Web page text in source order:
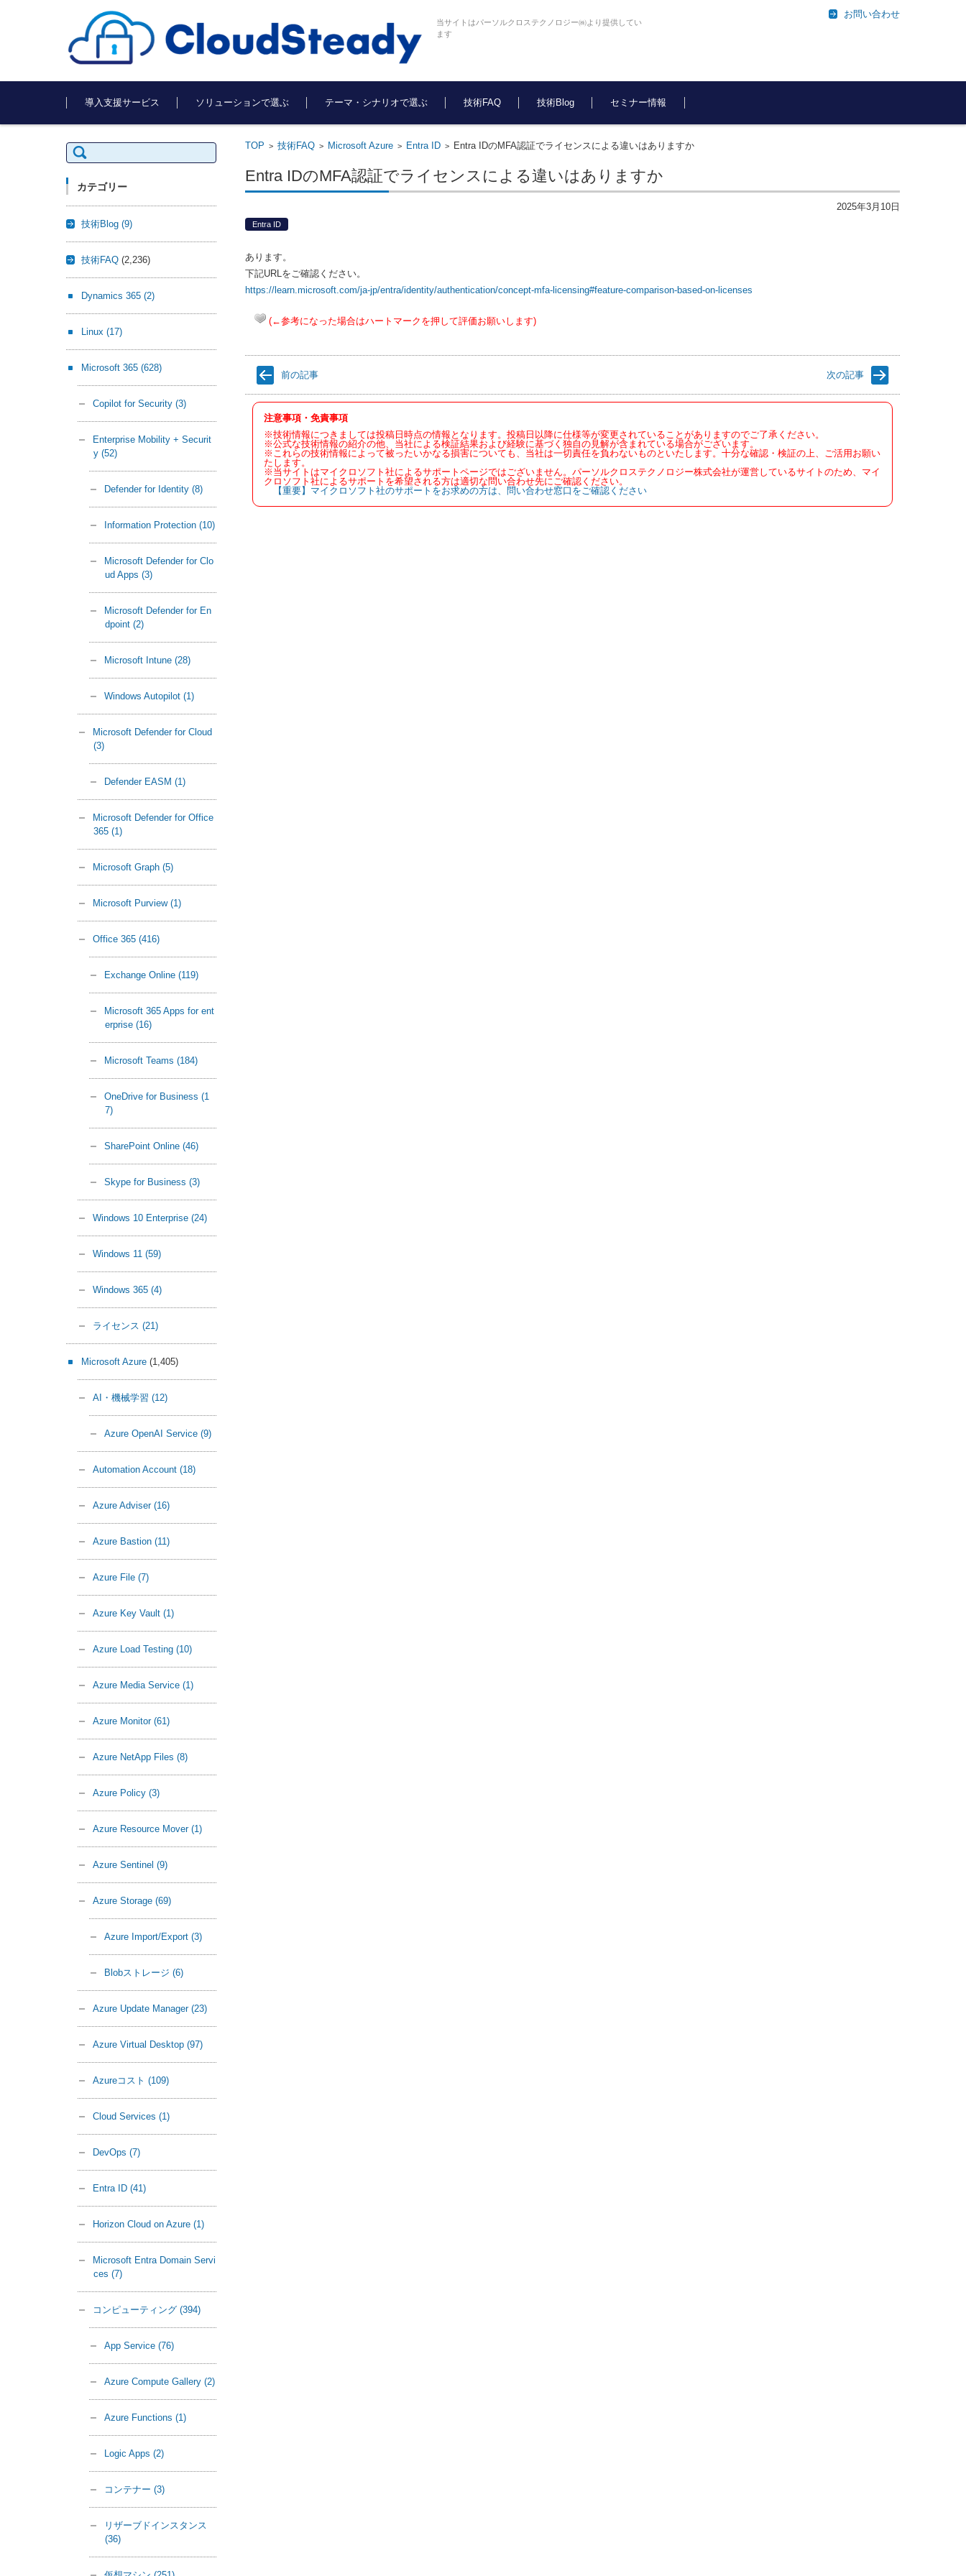
当サイトはパーソルクロステクノロジー㈱より提供してい
ます
お問い合わせ
コンテンツに移動
導入支援サービス
ソリューションで選ぶ テーマ・シナリオで選ぶ 技術FAQ 技術Blog セミナー情報
TOP > 技術FAQ> Microsoft Azure> Entra ID> Entra IDのMFA認証でライセンスによる違いはありますか
Entra IDのMFA認証でライセンスによる違いはありますか
2025年3月10日
Entra ID
あります。
下記URLをご確認ください。
https://learn.microsoft.com/ja-jp/entra/identity/authentication/concept-mfa-licensing#feature-comparison-based-on-licenses
(←参考になった場合はハートマークを押して評価お願いします)
前の記事 次の記事
注意事項・免責事項
※技術情報につきましては投稿日時点の情報となります。投稿日以降に仕様等が変更されていることがありますのでご了承ください。
※公式な技術情報の紹介の他、当社による検証結果および経験に基づく独自の見解が含まれている場合がございます。
※これらの技術情報によって被ったいかなる損害についても、当社は一切責任を負わないものといたします。十分な確認・検証の上、ご活用お願い
たします。
※当サイトはマイクロソフト社によるサポートページではございません。パーソルクロステクノロジー株式会社が運営しているサイトのため、マイ
クロソフト社によるサポートを希望される方は適切な問い合わせ先にご確認ください。
【重要】マイクロソフト社のサポートをお求めの方は、問い合わせ窓口をご確認ください
検
索:
カテゴリー
技術Blog (9)
技術FAQ (2,236)
Dynamics 365 (2)
Linux (17)
Microsoft 365 (628)
Copilot for Security (3)
Enterprise Mobility + Securit
y (52)
Defender for Identity (8)
Information Protection (10)
Microsoft Defender for Clo
ud Apps (3)
Microsoft Defender for En
dpoint (2)
Microsoft Intune (28)
Windows Autopilot (1)
Microsoft Defender for Cloud
(3)
Defender EASM (1)
Microsoft Defender for Office
365 (1)
Microsoft Graph (5)
Microsoft Purview (1)
Office 365 (416)
Exchange Online (119)
Microsoft 365 Apps for ent
erprise (16)
Microsoft Teams (184)
OneDrive for Business (1
7)
SharePoint Online (46)
Skype for Business (3)
Windows 10 Enterprise (24)
Windows 11 (59)
Windows 365 (4)
ライセンス (21)
Microsoft Azure (1,405)
AI・機械学習 (12)
Azure OpenAI Service (9)
Automation Account (18)
Azure Adviser (16)
Azure Bastion (11)
Azure File (7)
Azure Key Vault (1)
Azure Load Testing (10)
Azure Media Service (1)
Azure Monitor (61)
Azure NetApp Files (8)
Azure Policy (3)
Azure Resource Mover (1)
Azure Sentinel (9)
Azure Storage (69)
Azure Import/Export (3)
Blobストレージ (6)
Azure Update Manager (23)
Azure Virtual Desktop (97)
Azureコスト (109)
Cloud Services (1)
DevOps (7)
Entra ID (41)
Horizon Cloud on Azure (1)
Microsoft Entra Domain Servi
ces (7)
コンピューティング (394)
App Service (76)
Azure Compute Gallery (2)
Azure Functions (1)
Logic Apps (2)
コンテナー (3)
リザーブドインスタンス
(36)